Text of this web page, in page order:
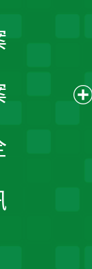
單